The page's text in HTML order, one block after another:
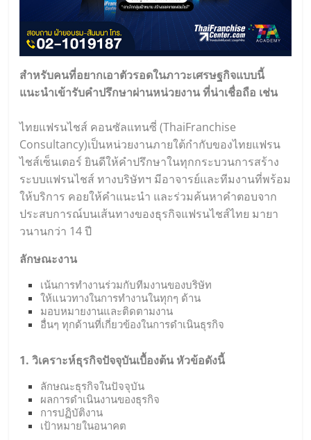
สำหรับคนที่อยากเอาตัวรอดในภาวะเศรษฐกิจแบบนี้
แนะนำเข้ารับคำปรึกษาผ่านหน่วยงาน ที่น่าเชื่อถือ เช่น
ไทยแฟรนไชส์ คอนซัลแทนซี่ (ThaiFranchise
Consultancy)เป็นหน่วยงานภายใต้กำกับของไทยแฟรน
ไชส์เซ็นเตอร์ ยินดีให้คำปรึกษาในทุกกระบวนการสร้าง
ระบบแฟรนไชส์ ทางบริษัทฯ มีอาจารย์และทีมงานที่พร้อม
ให้บริการ คอยให้คำแนะนำ และร่วมค้นหาคำตอบจาก
ประสบการณ์บนเส้นทางของธุรกิจแฟรนไชส์ไทย มายา
วนานกว่า 14 ปี
ลักษณะงาน
เน้นการทำงานร่วมกับทีมงานของบริษัท
ให้แนวทางในการทำงานในทุกๆ ด้าน
มอบหมายงานและติดตามงาน
อื่นๆ ทุกด้านที่เกี่ยวข้องในการดำเนินธุรกิจ
1. วิเคราะห์ธุรกิจปัจจุบันเบื้องต้น หัวข้อดังนี้
ลักษณะธุรกิจในปัจจุบัน
ผลการดำเนินงานของธุรกิจ
การปฏิบัติงาน
เป้าหมายในอนาคต